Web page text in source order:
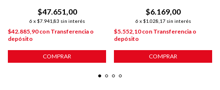
$47.651,00
6 x $7.941,83 sin interés
$42.885,90con Transferencia o
depósito
COMPRAR
$6.169,00
6 x $1.028,17 sin interés
$5.552,10con Transferencia o
depósito
COMPRAR